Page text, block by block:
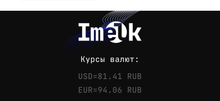
Курсы валют:
USD=81.41 RUB
EUR=94.06 RUB